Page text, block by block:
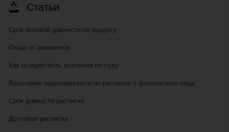
Статьи
Срок исковой давности по кредиту
Отказ от алиментов
Как осуществить вселение по суду
Взыскание задолженности по расписке с физического лица
Срок давности расписки
Долговая расписка